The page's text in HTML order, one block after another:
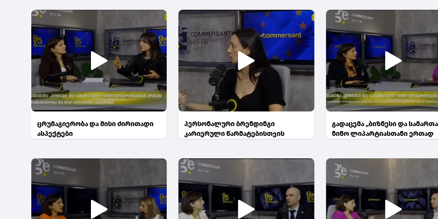
ცრუმაგიერობა და მისი ძირითადი
ასპექტები
პერსონალური ბრენდინგი
კარიერული წარმატებისთვის
გადაცემა „ბიზნესი და
ნინო ლიპარტიასთანი ერთად